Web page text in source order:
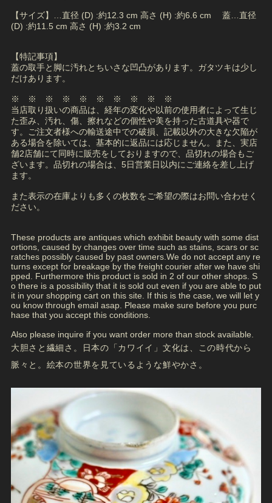
【サイズ】…直径 (D) :約12.3 cm 高さ (H) :約6.6 cm 蓋…直径
(D) :約11.5 cm 高さ (H) :約3.2 cm
【特記事項】
蓋の取手と脚に汚れとちいさな凹凸があります。ガタツキは少し
だけあります。
※ ※ ※ ※ ※ ※ ※ ※ ※ ※
当店取り扱いの商品は、経年の変化や以前の使用者によって生じ
た歪み、汚れ、傷、擦れなどの個性や美を持った古道具や器で
す。ご注文者様への輸送途中での破損、記載以外の大きな欠陥が
ある場合を除いては、基本的に返品には応じません。また、実店
舗2店舗にて同時に販売をしておりますので、品切れの場合もご
ざいます。品切れの場合は、5日営業日以内にご連絡を差し上げ
ます。
また表示の在庫よりも多くの枚数をご希望の際はお問い合わせく
ださい。
These products are antiques which exhibit beauty with some dist
ortions, caused by changes over time such as stains, scars or sc
ratches possibly caused by past owners.We do not accept any re
turns except for breakage by the freight courier after we have shi
pped. Furthermore this product is sold in 2 of our other shops. S
o there is a possibility that it is sold out even if you are able to put
it in your shopping cart on this site. If this is the case, we will let y
ou know through email asap. Please make sure before you purc
hase that you accept this conditions.
Also please inquire if you want order more than stock available.
大胆さと繊細さ。日本の「カワイイ」文化は、この時代から
脈々と。絵本の世界を見ているような鮮やかさ。